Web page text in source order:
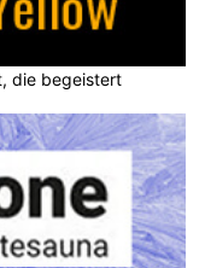
die begeistert